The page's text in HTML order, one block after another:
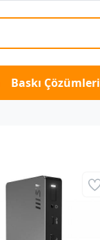
Baskı Çözümleri